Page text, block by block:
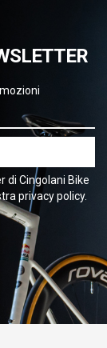
di Cingolani Bike
privacy policy.